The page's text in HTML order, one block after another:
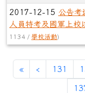
2017-12-15 公告考
人員特考及國軍上校
1134 / 學校活動)
«第一頁
‹上一頁
131